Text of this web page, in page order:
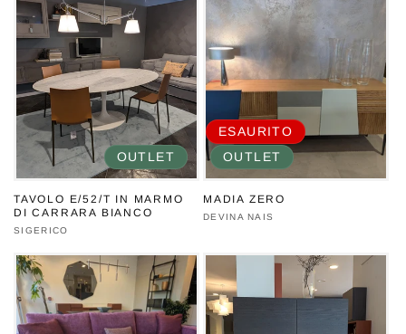
OUTLET
TAVOLO E/52/T IN MARMO
DI CARRARA BIANCO
Produttore:
SIGERICO
ESAURITO
OUTLET
MADIA ZERO
Produttore:
DEVINA NAIS